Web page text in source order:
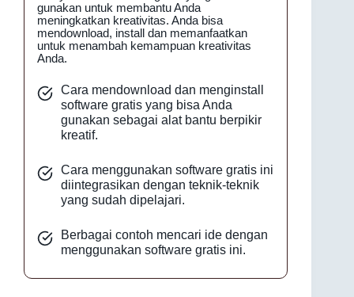
gunakan untuk membantu Anda
meningkatkan kreativitas. Anda bisa
mendownload, install dan memanfaatkan
untuk menambah kemampuan kreativitas
Anda.
Cara mendownload dan menginstall
software gratis yang bisa Anda
gunakan sebagai alat bantu berpikir
kreatif.
Cara menggunakan software gratis ini
diintegrasikan dengan teknik-teknik
yang sudah dipelajari.
Berbagai contoh mencari ide dengan
menggunakan software gratis ini.